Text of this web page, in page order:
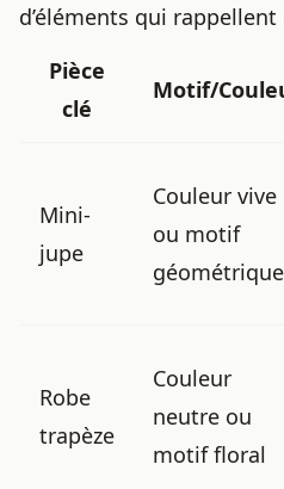
d’éléments qui
Pièce
clé
Motif/
Mini-
jupe
Couleur vive
ou motif
géométrique
Robe
trapèze
Couleur
neutre ou
motif floral